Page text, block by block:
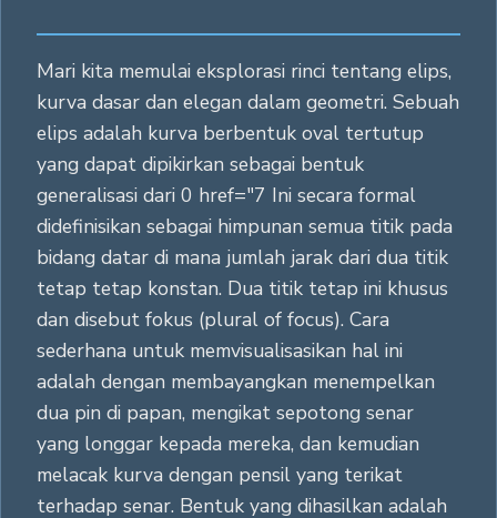
Mari kita memulai eksplorasi rinci tentang elips,
kurva dasar dan elegan dalam geometri. Sebuah
elips adalah kurva berbentuk oval tertutup
yang dapat dipikirkan sebagai bentuk
generalisasi dari 0 href="7 Ini secara formal
didefinisikan sebagai himpunan semua titik pada
bidang datar di mana jumlah jarak dari dua titik
tetap tetap konstan. Dua titik tetap ini khusus
dan disebut fokus (plural of focus). Cara
sederhana untuk memvisualisasikan hal ini
adalah dengan membayangkan menempelkan
dua pin di papan, mengikat sepotong senar
yang longgar kepada mereka, dan kemudian
melacak kurva dengan pensil yang terikat
terhadap senar. Bentuk yang dihasilkan adalah